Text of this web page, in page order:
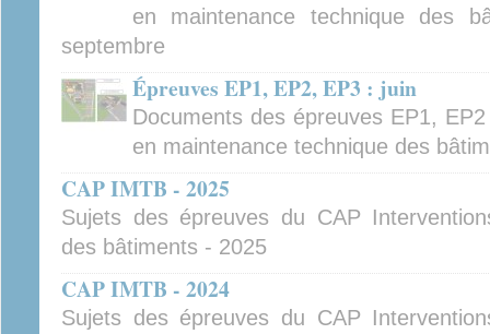
en maintenance technique des
septembre
Épreuves EP1, EP2, EP3 : juin
Documents des épreuves EP1,
en maintenance technique des
CAP IMTB - 2025
Sujets des épreuves du CAP
des bâtiments - 2025
CAP IMTB - 2024
Sujets des épreuves du CAP